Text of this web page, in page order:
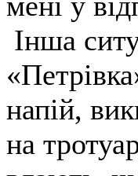
Інша
напій,
на